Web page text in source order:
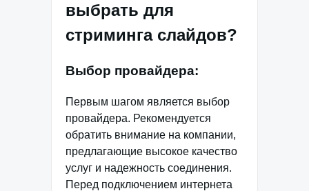
выбрать для
стриминга слайдов?
Выбор провайдера:
Первым шагом является выбор
провайдера. Рекомендуется
обратить внимание на компании,
предлагающие высокое качество
услуг и надежность соединения.
Перед подключением интернета